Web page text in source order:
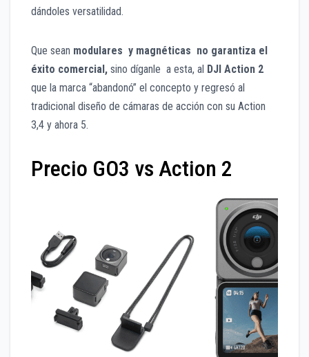
dándoles versatilidad.
Que sean modulares y magnéticas no garantiza el
éxito comercial, sino díganle a esta, al DJI Action 2
que la marca “abandonó” el concepto y regresó al
tradicional diseño de cámaras de acción con su Action
3,4 y ahora 5.
Precio GO3 vs Action 2